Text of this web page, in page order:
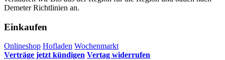
Demeter Richtlinien an.
Einkaufen
Onlineshop Hofladen Wochenmarkt
Verträge jetzt kündigen Vertag widerrufen